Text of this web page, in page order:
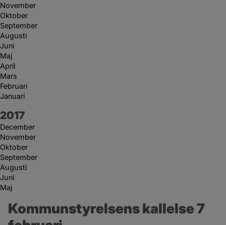
November
Oktober
September
Augusti
Juni
Maj
April
Mars
Februari
Januari
År:
2017
December
November
Oktober
September
Augusti
Juni
Maj
Kommunstyrelsens kallelse 7